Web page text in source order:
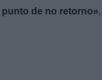
de no retorno»